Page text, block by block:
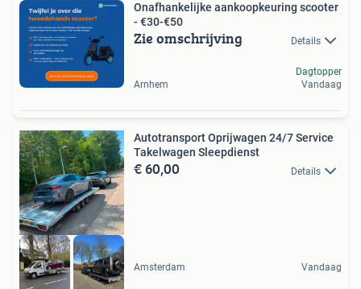
Onafhankelijke aankoopkeuring scooter
- €30-€50
Zie omschrijving Details
Arnhem
Dagtopper
Vandaag
Autotransport Oprijwagen 24/7 Service
Takelwagen Sleepdienst
€ 60,00 Details
Amsterdam Vandaag